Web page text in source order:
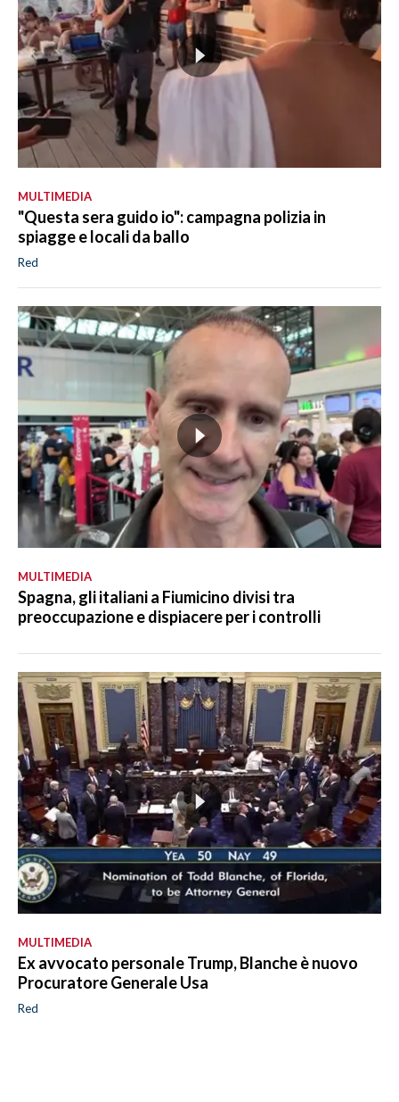
MULTIMEDIA
"Questa sera guido io": campagna polizia in
spiagge e locali da ballo
Red
MULTIMEDIA
Spagna, gli italiani a Fiumicino divisi tra
preoccupazione e dispiacere per i controlli
MULTIMEDIA
Ex avvocato personale Trump, Blanche è nuovo
Procuratore Generale Usa
Red